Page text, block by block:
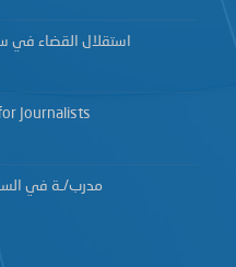
استقلال القضاء في
Journalists
مدرب/ـة في